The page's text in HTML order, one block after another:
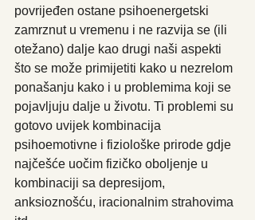
povrijeđen ostane psihoenergetski
zamrznut u vremenu i ne razvija se (ili
otežano) dalje kao drugi naši aspekti
što se može primijetiti kako u nezrelom
ponašanju kako i u problemima koji se
pojavljuju dalje u životu. Ti problemi su
gotovo uvijek kombinacija
psihoemotivne i fiziološke prirode gdje
najčešće uočim fizičko oboljenje u
kombinaciji sa depresijom,
anksioznošću, iracionalnim strahovima